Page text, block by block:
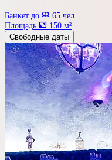
Банкет до
65 чел
Площадь
150 м²
Свободные даты